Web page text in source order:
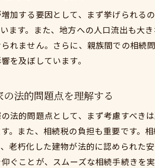
相続に
維持費
親族間の意
合意形
プロの
相続問
加する要因として、まず挙げられる
ます。また、地方への人口流出も大
れません。さらに、親族間での相続
を及ぼしています。
法的問題点を理解する
法的問題点として、まず考慮すべき
。また、相続税の負担も重要です。
老朽化した建物が法的に認められた
ぐことが、スムーズな相続手続きを実